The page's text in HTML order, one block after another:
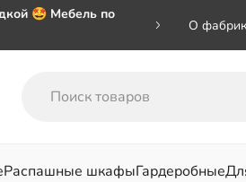
🤩 Мебель по
на номер
О
Распашные шкафыГардеробные